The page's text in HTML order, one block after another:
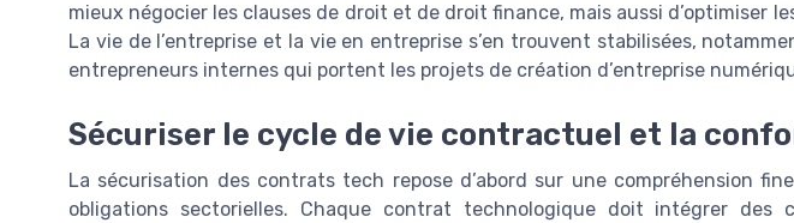
mieux négocier les clauses de droit et de droit finance, mais aussi d’optimiser
La vie de l’entreprise et la vie en entreprise s’en trouvent stabilisées,
entrepreneurs internes qui portent les projets de création d’entreprise
Sécuriser le cycle de vie contractuel et la
La sécurisation des contrats tech repose d’abord sur une compréhension
obligations sectorielles. Chaque contrat technologique doit intégrer des